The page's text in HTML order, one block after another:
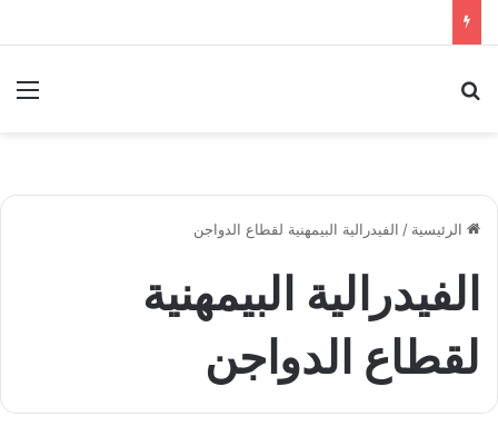
الرئيسية / الفيدرالية البيمهنية لقطاع الدواجن
الفيدرالية البيمهنية
لقطاع الدواجن